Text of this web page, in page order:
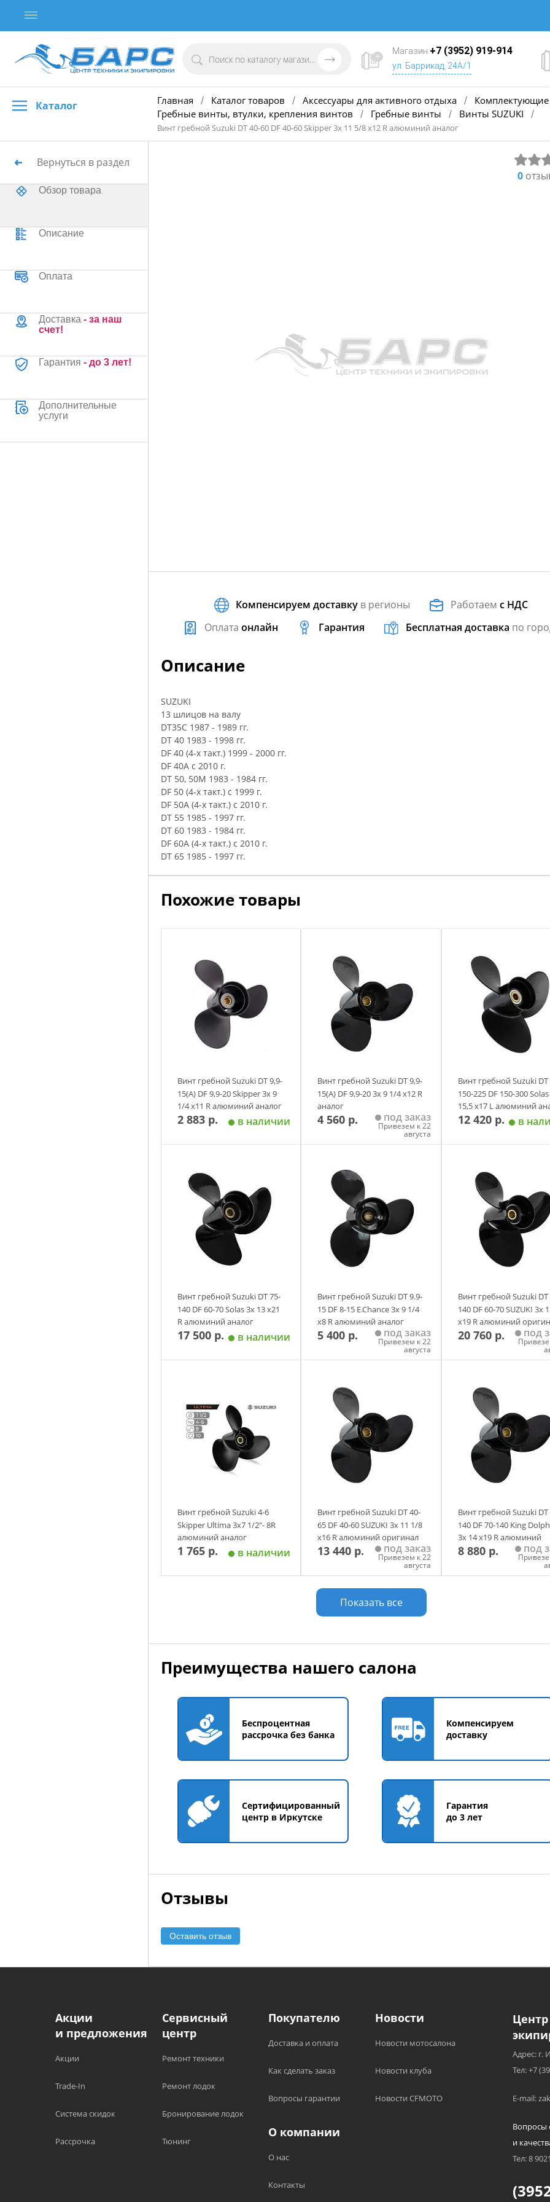
Магазин +7 (3952) 919-914
ул. Баррикад, 24А/1
Каталог Главная / Каталог товаров / Аксессуары для активного отдыха /
Гребные винты, втулки, крепления винтов
/ Гребные винты / Винты SUZUKI /
Винт гребной Suzuki DT 40-60 DF 40-60 Skipper 3х 11 5/8 х12 R алюминий аналог
Вернуться в раздел
Обзор товара
Описание
Оплата
Доставка - за наш
счет!
Гарантия - до 3 лет!
Дополнительные
услуги
0
Компенсируем доставку в регионы Работаемс НДС
Оплата онлайн Гарантия Бесплатная доставка по
Описание
SUZUKI
13 шлицов на валу
DT35C 1987 - 1989 гг.
DT 40 1983 - 1998 гг.
DF 40 (4-х такт.) 1999 - 2000 гг.
DF 40A с 2010 г.
DT 50, 50M 1983 - 1984 гг.
DF 50 (4-х такт.) с 1999 г.
DF 50A (4-х такт.) с 2010 г.
DT 55 1985 - 1997 гг.
DT 60 1983 - 1984 гг.
DF 60A (4-х такт.) с 2010 г.
DT 65 1985 - 1997 гг.
Похожие товары
Винт гребной Suzuki DT 9,9-
15(А) DF 9,9-20 Skipper 3х 9
1/4 х11 R алюминий аналог
2 883 р. в наличии
Винт гребной Suzuki DT 9,9-
15(А) DF 9,9-20 3х 9 1/4 х12 R
аналог
4 560 р. под заказ
Привезем к 22
августа
Винт гребной Suzuki DT
150-225 DF 150-300
15,5 х17 L алюминий
12 420 р. в
Винт гребной Suzuki DT 75-
140 DF 60-70 Solas 3х 13 х21
R алюминий аналог
17 500 р. в наличии
Винт гребной Suzuki DT 9.9-
15 DF 8-15 E.Chance 3х 9 1/4
х8 R алюминий аналог
5 400 р. под заказ
Привезем к 22
августа
Винт гребной Suzuki DT
140 DF 60-70 SUZUKI 3х
х19 R алюминий
20 760 р. под
Винт гребной Suzuki 4-6
Skipper Ultima 3х7 1/2"- 8R
алюминий аналог
1 765 р. в наличии
Винт гребной Suzuki DT 40-
65 DF 40-60 SUZUKI 3х 11 1/8
х16 R алюминий оригинал
13 440 р. под заказ
Привезем к 22
августа
Добавить в корзину
Винт гребной Suzuki DT
140 DF 70-140 King
3х 14 х19 R алюминий
аналог
8 880 р. под
Показать все
Преимущества нашего салона
Беспроцентная
рассрочка без банка
Компенсируем
доставку
Сертифицированный
центр в Иркутске
Гарантия
до 3 лет
Отзывы
Оставить отзыв
Акции
и предложения
Акции
Trade-In
Система скидок
Рассрочка
Сервисный
центр
Ремонт техники
Ремонт лодок
Бронирование лодок
Тюнинг
Покупателю
Доставка и оплата
Как сделать заказ
Вопросы гарантии
Новости
Новости мотосалона
Новости клуба
Новости CFMOTO
О компании
О нас
Контакты
Адрес: г.
Тел: +7
E-mail:
Вопросы
и
Тел: 8